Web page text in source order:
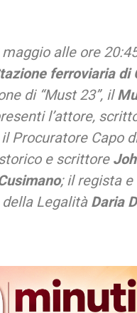
alle ore
ferroviaria di
di “Must 23”, il
l’attore,
Procuratore Capo
e scrittore
; il regista
LegalitàDaria